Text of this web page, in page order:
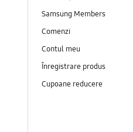
Samsung Members
Comenzi
Contul meu
Înregistrare produs
Cupoane reducere